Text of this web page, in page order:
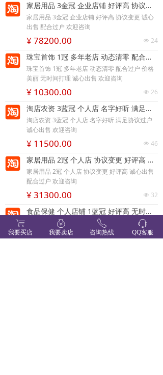
家居用品 3金冠 企业店铺 好评高 协议变更 诚心出售 配合过户 欢迎咨询
家居用品 3金冠 企业店铺 好评高 协议变更 诚心
出售 配合过户 欢迎咨询
넶 24
¥ 78200.00
珠宝首饰 1冠 多年老店 动态清零 配合过户 价格美丽 无时间打理 诚心出售 欢迎咨询
珠宝首饰 1冠 多年老店 动态清零 配合过户 价格
美丽 无时间打理 诚心出售 欢迎咨询
넶 26
¥ 10300.00
淘店农资 3蓝冠 个人店 名字好听 满足协议过户 诚心出售 欢迎咨询
淘店农资 3蓝冠 个人店 名字好听 满足协议过户
诚心出售 欢迎咨询
넶 46
¥ 11500.00
家居用品 2冠 个人店 协议变更 好评高 诚心出售 配合过户 欢迎咨询
家居用品 2冠 个人店 协议变更 好评高 诚心出售
配合过户 欢迎咨询
넶 32
¥ 31300.00
食品保健 个人店铺 1蓝冠 好评高 无时间打理 配合过户 价格美丽 诚心出售 欢迎咨询
合过户 价格美丽 诚心出售 欢迎咨询
ꁈ
我要买店
ꀠ
我要卖店
ꂅ
咨询热线
ꁱ
QQ客服